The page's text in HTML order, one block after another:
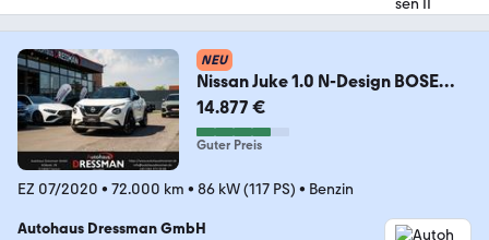
NEU
Nissan Juke 1.0 N-Design BOSE
LED KAMERA CARPLAY
14.877 €
Guter Preis
EZ 07/2020 • 72.000 km • 86 kW (117 PS) • Benzin
Autohaus Dressman GmbH